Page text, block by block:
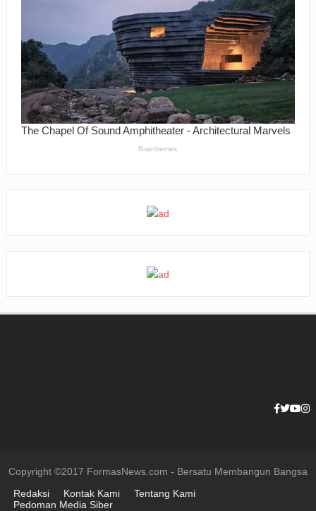
Copyright ©2017 FormasNews.com - Bersatu Membangun Bangsa
Redaksi
Kontak Kami
Tentang Kami
Pedoman Media Siber